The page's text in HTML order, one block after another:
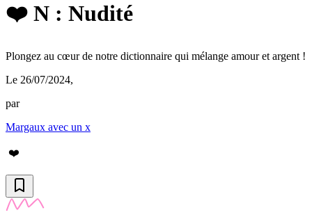
❤️ N : Nudité
Plongez au cœur de notre dictionnaire qui mélange amour et argent !
Le 26/07/2024,
par
Margaux avec un x
❤️